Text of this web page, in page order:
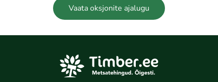
Vaata oksjonite ajalugu